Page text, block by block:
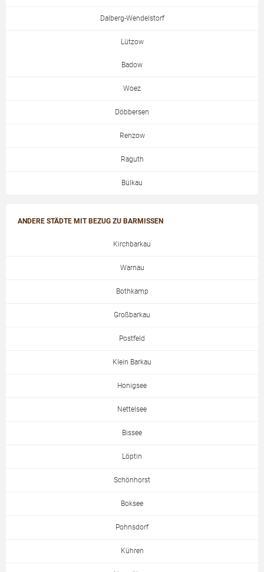
Dalberg-Wendelstorf
Lützow
Badow
Woez
Döbbersen
Renzow
Raguth
Bülkau
ANDERE STÄDTE MIT BEZUG ZU BARMISSEN
Kirchbarkau
Warnau
Bothkamp
Großbarkau
Postfeld
Klein Barkau
Honigsee
Nettelsee
Bissee
Löptin
Schönhorst
Boksee
Pohnsdorf
Kühren